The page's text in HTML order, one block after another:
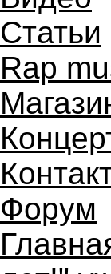
Статьи
Rap
Форум